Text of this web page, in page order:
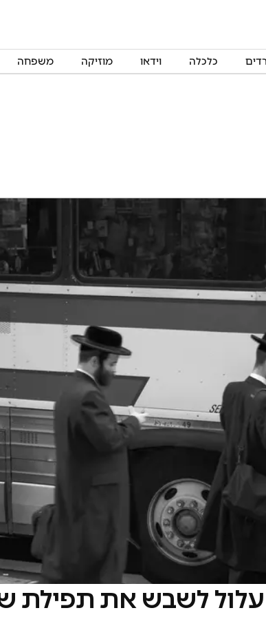
כלכלה וידאו מוזיקה משפחה
לשבש את תפילת